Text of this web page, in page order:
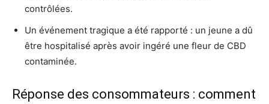
contrôlées.
Un événement tragique a été rapporté : un jeune a dû
être hospitalisé après avoir ingéré une fleur de CBD
contaminée.
Réponse des consommateurs : comment